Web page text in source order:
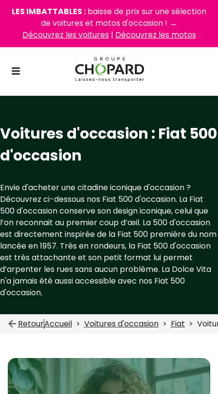
LES IMBATTABLES : baisse de prix sur une sélection
de voitures et motos d'occasion ! →
Découvrez les voitures| Découvrez les motos
Voitures d'occasion : Fiat 500
d'occasion
Envie d'acheter une citadine iconique d'occasion ?
Découvrez ci-dessous nos Fiat 500 d'occasion. La Fiat
500 d'occasion conserve son design iconique, celui que
l’on reconnait au premier coup d’œil. La 500 d'occasion
est directement inspirée de la Fiat 500 première du nom
lancée en 1957. Très en rondeurs, la Fiat 500 d'occasion
est très attachante et son petit format lui permet
d’arpenter les rues sans aucun problème. La Dolce Vita
n'a jamais été aussi accessible avec nos Fiat 500
d'occasion.
RetourAccueil Voitures d'occasion Fiat